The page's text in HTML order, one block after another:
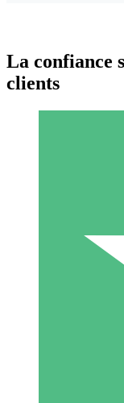
Payez à
La confiance
clients